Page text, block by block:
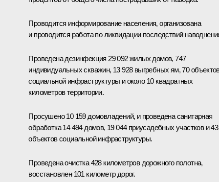
Проводится информирование населения, организована
и проводится работа по ликвидации последствий
Проведена дезинфекция 29 092 жилых домов, 747
индивидуальных скважин, 13 928 выгребных ям, 70
социальной инфраструктуры и около 10 квадратных
километров территории.
Просушено 10 159 домовладений, и проведена санитарная
обработка 14 494 домов, 19 044 приусадебных участков и 43
объектов социальной инфраструктуры.
Проведена очистка 428 километров дорожного полотна,
восстановлен 101 километр дорог.